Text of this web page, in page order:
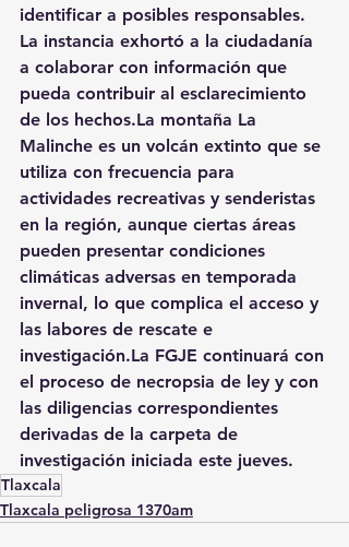
identificar a posibles responsables.
La instancia exhortó a la ciudadanía
a colaborar con información que
pueda contribuir al esclarecimiento
de los hechos.La montaña La
Malinche es un volcán extinto que se
utiliza con frecuencia para
actividades recreativas y senderistas
en la región, aunque ciertas áreas
pueden presentar condiciones
climáticas adversas en temporada
invernal, lo que complica el acceso y
las labores de rescate e
investigación.La FGJE continuará con
el proceso de necropsia de ley y con
las diligencias correspondientes
derivadas de la carpeta de
investigación iniciada este jueves.
Tlaxcala
Tlaxcala peligrosa 1370am